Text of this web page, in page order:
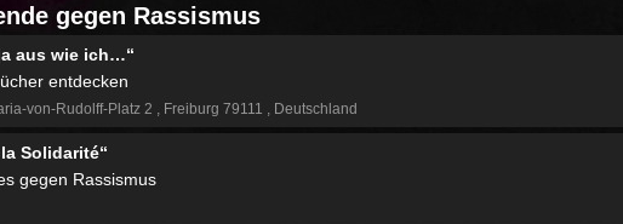
gegen Rassismus
aus wie ich…“
entdecken
von-Rudolff-Platz 2 Freiburg 79111 Deutschland
Solidarité“
gegen Rassismus